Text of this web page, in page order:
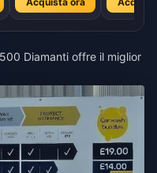
Diamanti offre il miglior